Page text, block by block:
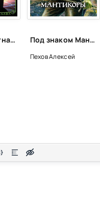
Флагман в изгнании - Дэвид Вебер Под знаком Мантикоры - Алексей Пехов
Пехов Алексей